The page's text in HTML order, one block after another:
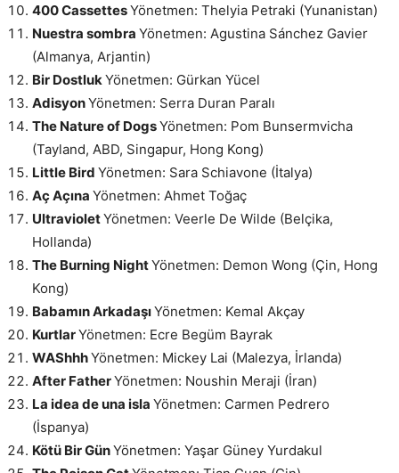
400 CassettesYönetmen: Thelyia Petraki (Yunanistan)​
Nuestra sombra Yönetmen: Agustina Sánchez Gavier​
(Almanya, Arjantin)
Bir Dostluk Yönetmen: Gürkan Yücel
AdisyonYönetmen: Serra Duran Paralı
The Nature of DogsYönetmen: Pom Bunsermvicha
(Tayland, ABD, Singapur, Hong Kong)
Little Bird Yönetmen: Sara Schiavone (İtalya)
Aç Açına Yönetmen: Ahmet Toğaç
UltravioletYönetmen: Veerle De Wilde (Belçika,
Hollanda)
The Burning NightYönetmen: Demon Wong (Çin, Hong
Kong)
Babamın ArkadaşıYönetmen: Kemal Akçay
KurtlarYönetmen: Ecre Begüm Bayrak
WAShhhYönetmen: Mickey Lai (Malezya, İrlanda)
After FatherYönetmen: Noushin Meraji (İran)
La idea de una isla Yönetmen: Carmen Pedrero
(İspanya)
Kötü Bir GünYönetmen: Yaşar Güney Yurdakul